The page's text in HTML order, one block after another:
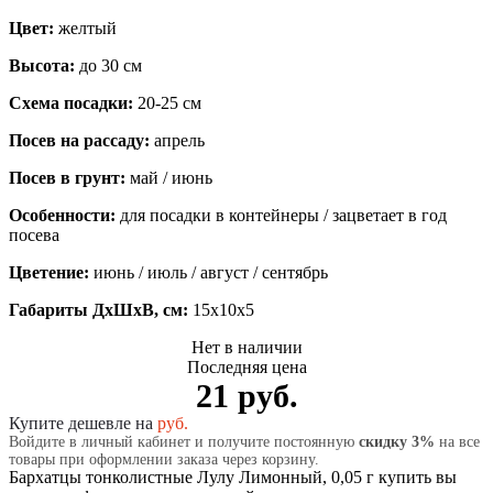
Цвет: желтый
Высота: до 30 см
Схема посадки: 20-25 см
Посев на рассаду: апрель
Посев в грунт: май / июнь
Особенности: для посадки в контейнеры / зацветает в год
посева
Цветение: июнь / июль / август / сентябрь
Габариты ДхШхВ, см: 15x10x5
Нет в наличии
Последняя цена
21 руб.
Купите дешевле на руб.
Войдите в личный кабинет и получите постоянную скидку 3% на все
товары при оформлении заказа через корзину.
Бархатцы тонколистные Лулу Лимонный, 0,05 г купить вы